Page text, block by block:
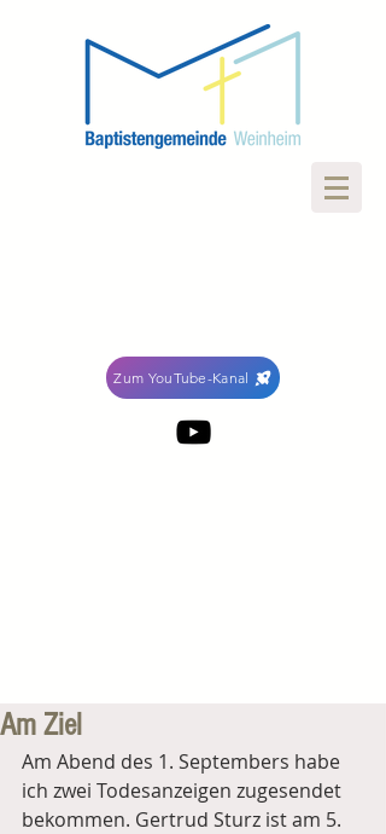
Zum YouTube-Kanal
Am Ziel
Am Abend des 1. Septembers habe
ich zwei Todesanzeigen zugesendet
bekommen. Gertrud Sturz ist am 5.